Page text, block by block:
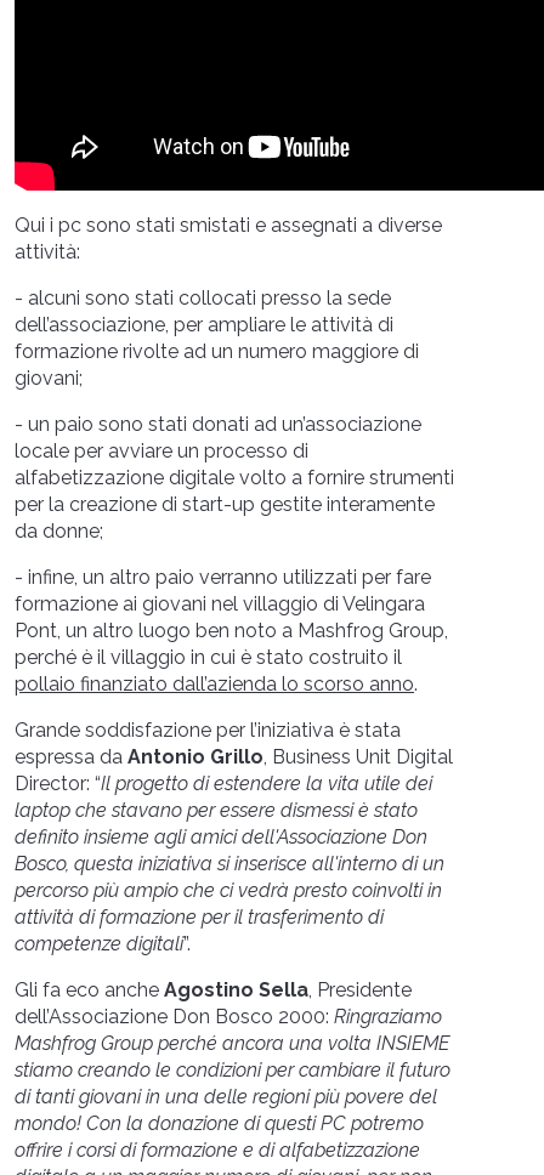
Qui i pc sono stati smistati e assegnati a diverse
attività:
- alcuni sono stati collocati presso la sede
dell’associazione, per ampliare le attività di
formazione rivolte ad un numero maggiore di
giovani;
- un paio sono stati donati ad un’associazione
locale per avviare un processo di
alfabetizzazione digitale volto a fornire strumenti
per la creazione di start-up gestite interamente
da donne;
- infine, un altro paio verranno utilizzati per fare
formazione ai giovani nel villaggio di Velingara
Pont, un altro luogo ben noto a Mashfrog Group,
perché è il villaggio in cui è stato costruito il
pollaio finanziato dall’azienda lo scorso anno.
Grande soddisfazione per l’iniziativa è stata
espressa da Antonio Grillo, Business Unit Digital
Director: “Il progetto di estendere la vita utile dei
laptop che stavano per essere dismessi è stato
definito insieme agli amici dell'Associazione Don
Bosco, questa iniziativa si inserisce all'interno di un
percorso più ampio che ci vedrà presto coinvolti in
attività di formazione per il trasferimento di
competenze digitali”.
Gli fa eco anche Agostino Sella, Presidente
dell’Associazione Don Bosco 2000: Ringraziamo
Mashfrog Group perché ancora una volta INSIEME
stiamo creando le condizioni per cambiare il futuro
di tanti giovani in una delle regioni più povere del
mondo! Con la donazione di questi PC potremo
offrire i corsi di formazione e di alfabetizzazione